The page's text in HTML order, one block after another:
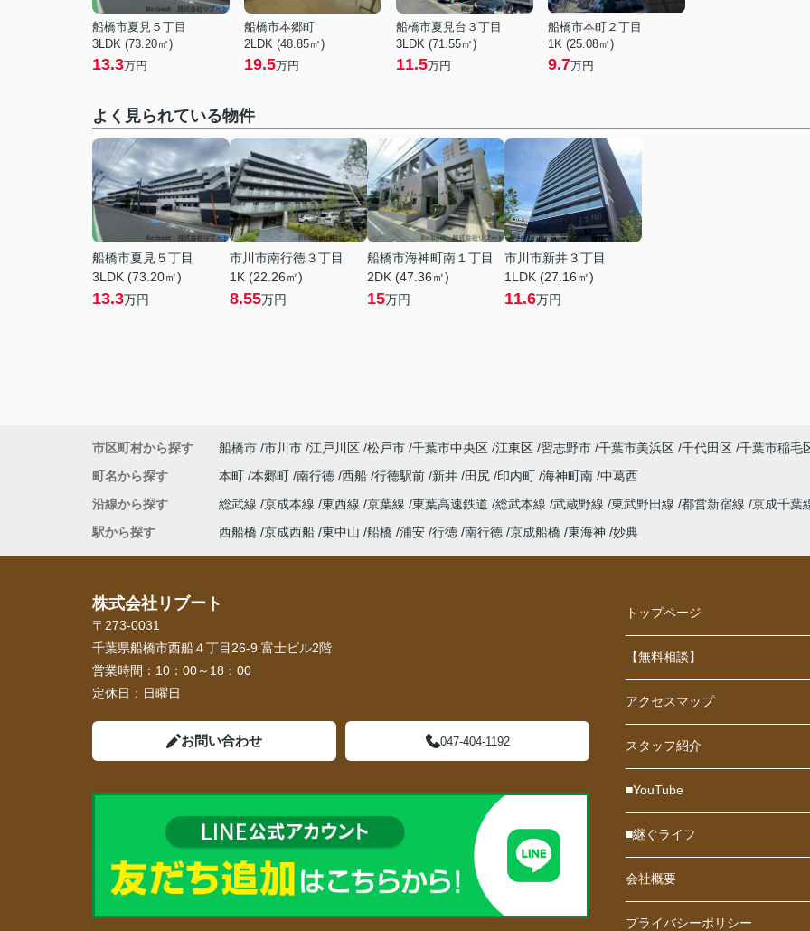
船橋市夏見５丁目
3LDK (73.20㎡)
13.3万円
船橋市本郷町
2LDK (48.85㎡)
19.5万円
船橋市夏見台３丁目
3LDK (71.55㎡)
11.5万円
船橋市本町２丁目
1K (25.08㎡)
9.7万円
よく見られている物件
船橋市夏見５丁目
3LDK (73.20㎡)
13.3万円
市川市南行徳３丁目
1K (22.26㎡)
8.55万円
船橋市海神町南１丁目
2DK (47.36㎡)
15万円
市川市新井３丁目
1LDK (27.16㎡)
11.6万円
市区町村から探す 船橋市 市川市 江戸川区 松戸市 千葉市中央区 江東区 習志野市 千葉市美浜区 千代田区 千葉市稲毛
町名から探す
本町 本郷町 南行徳 西船 行徳駅前 新井 田尻 印内町 海神町南 中葛西
沿線から探す
総武線 京成本線 東西線 京葉線 東葉高速鉄道 総武本線 武蔵野線 東武野田線 都営新宿線 京成千葉
駅から探す
西船橋 京成西船 東中山 船橋 浦安 行徳 南行徳 京成船橋 東海神 妙典
株式会社リブート
〒273-0031
千葉県船橋市西船４丁目26-9 富士ビル2階
営業時間： 10：00～18：00
定休日： 日曜日
お問い合わせ 047-404-1192
トップページ
【無料相談】
アクセスマップ
スタッフ紹介
■YouTube
■継ぐライフ
会社概要
プライバシーポリシー